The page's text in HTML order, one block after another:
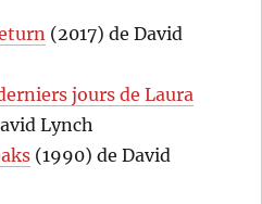
(2017) de David
jours de Laura
Lynch
(1990) de David